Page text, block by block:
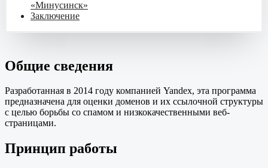
«Минусинск»
Заключение
Общие сведения
Разработанная в 2014 году компанией Yandex, эта программа
предназначена для оценки доменов и их ссылочной структуры
с целью борьбы со спамом и низкокачественными веб-
страницами.
Принцип работы